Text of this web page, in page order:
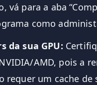
vá para a aba
como
da sua GPU:
AMD, pois a
requer um cache de